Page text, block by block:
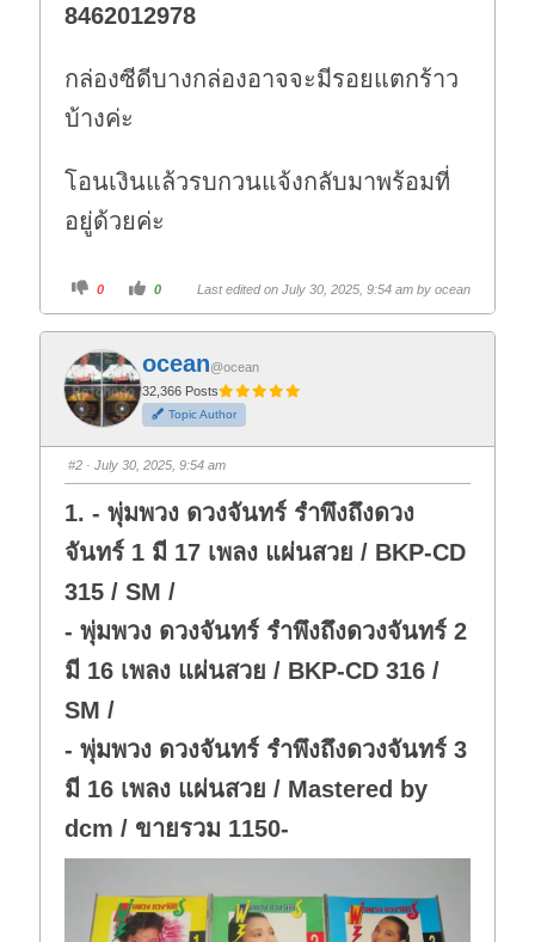
8462012978
กล่องซีดีบางกล่องอาจจะมีรอยแตกร้าว
บ้างค่ะ
โอนเงินแล้วรบกวนแจ้งกลับมาพร้อมที่
อยู่ด้วยค่ะ
C
i
k
f
o
r
t
h
u
m
d
o
0
C
i
k
o
r
t
h
u
m
u
p
0 Last edited on July 30, 2025, 9:54 am by ocean
ocean@ocean
32,366 Posts
Topic Author
#2 · July 30, 2025, 9:54 am
1. - พุ่มพวง ดวงจันทร์ รำพึงถึงดวง
จันทร์ 1 มี 17 เพลง แผ่นสวย / BKP-CD
315 / SM /
- พุ่มพวง ดวงจันทร์ รำพึงถึงดวงจันทร์ 2
มี 16 เพลง แผ่นสวย / BKP-CD 316 /
SM /
- พุ่มพวง ดวงจันทร์ รำพึงถึงดวงจันทร์ 3
มี 16 เพลง แผ่นสวย / Mastered by
dcm / ขายรวม 1150-